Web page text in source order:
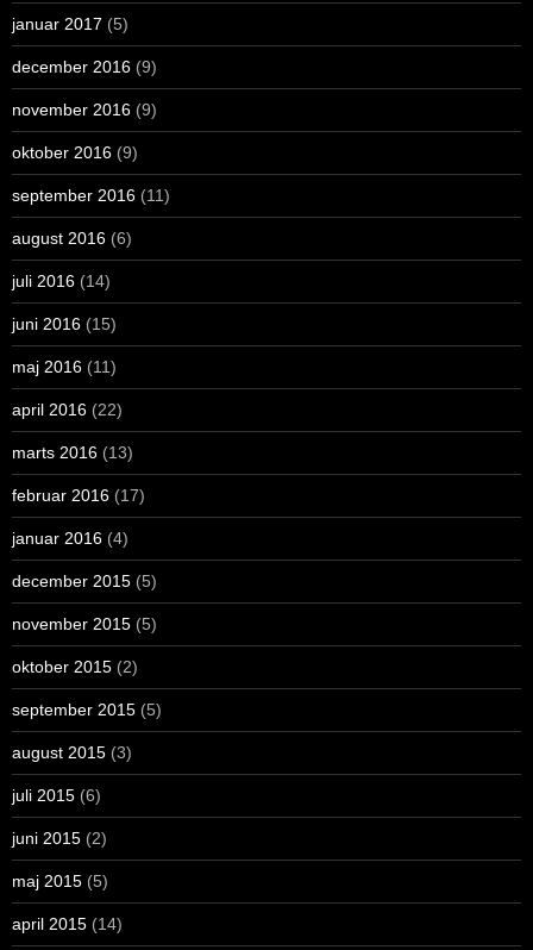
januar 2017 (5)
december 2016 (9)
november 2016 (9)
oktober 2016 (9)
september 2016 (11)
august 2016 (6)
juli 2016 (14)
juni 2016 (15)
maj 2016 (11)
april 2016 (22)
marts 2016 (13)
februar 2016 (17)
januar 2016 (4)
december 2015 (5)
november 2015 (5)
oktober 2015 (2)
september 2015 (5)
august 2015 (3)
juli 2015 (6)
juni 2015 (2)
maj 2015 (5)
april 2015 (14)